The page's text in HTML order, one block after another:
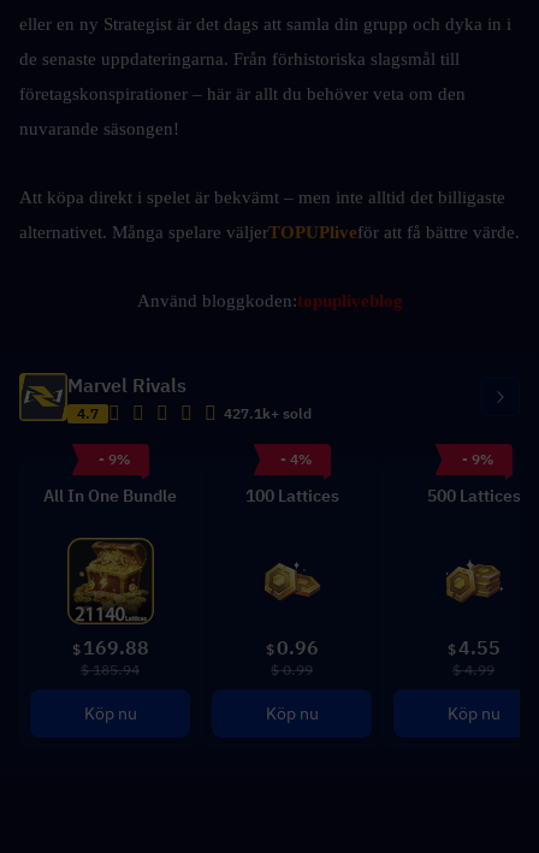
eller en ny Strategist är det dags att samla din grupp och dyka in i
de senaste uppdateringarna. Från förhistoriska slagsmål till
företagskonspirationer – här är allt du behöver veta om den
nuvarande säsongen!
Att köpa direkt i spelet är bekvämt – men inte alltid det billigaste
alternativet. Många spelare väljerTOPUPliveför att få bättre värde.
Använd bloggkoden:topupliveblog
Marvel Rivals
4.7 427.1k+ sold
- 9%
All In One Bundle
$ 169.88
$ 185.94
Köp nu
- 4%
100 Lattices
$ 0.96
$ 0.99
Köp nu
- 9%
500 Lattices
$4.55
$ 4.99
Köp nu